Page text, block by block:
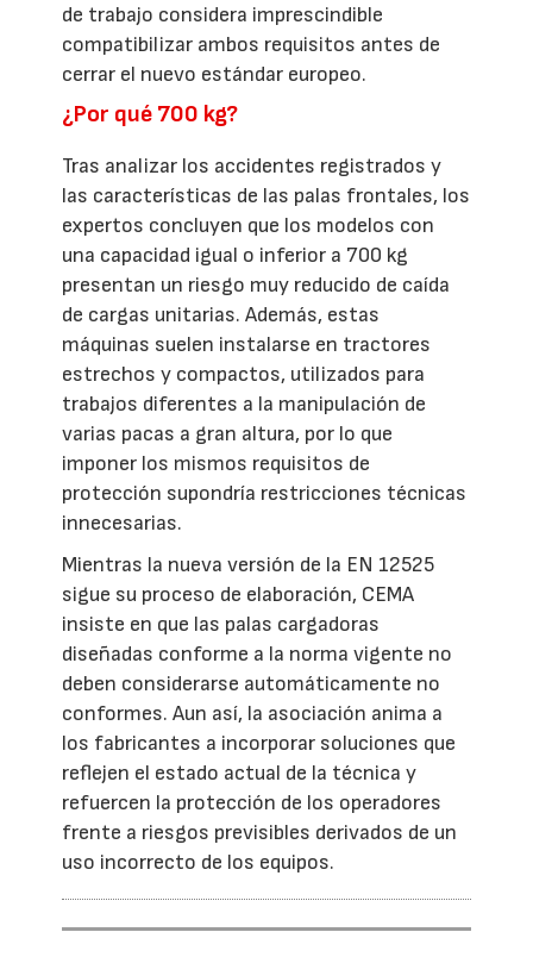
de trabajo considera imprescindible
compatibilizar ambos requisitos antes de
cerrar el nuevo estándar europeo.
¿Por qué 700 kg?
Tras analizar los accidentes registrados y
las características de las palas frontales, los
expertos concluyen que los modelos con
una capacidad igual o inferior a 700 kg
presentan un riesgo muy reducido de caída
de cargas unitarias. Además, estas
máquinas suelen instalarse en tractores
estrechos y compactos, utilizados para
trabajos diferentes a la manipulación de
varias pacas a gran altura, por lo que
imponer los mismos requisitos de
protección supondría restricciones técnicas
innecesarias.
Mientras la nueva versión de la EN 12525
sigue su proceso de elaboración, CEMA
insiste en que las palas cargadoras
diseñadas conforme a la norma vigente no
deben considerarse automáticamente no
conformes. Aun así, la asociación anima a
los fabricantes a incorporar soluciones que
reflejen el estado actual de la técnica y
refuercen la protección de los operadores
frente a riesgos previsibles derivados de un
uso incorrecto de los equipos.